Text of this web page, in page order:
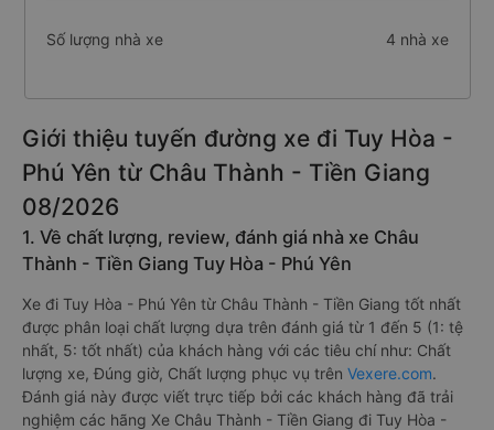
Số lượng nhà xe 4 nhà xe
Giới thiệu tuyến đường xe đi Tuy Hòa -
Phú Yên từ Châu Thành - Tiền Giang
08/2026
1. Về chất lượng, review, đánh giá nhà xe Châu
Thành - Tiền Giang Tuy Hòa - Phú Yên
Xe đi Tuy Hòa - Phú Yên từ Châu Thành - Tiền Giang tốt nhất
được phân loại chất lượng dựa trên đánh giá từ 1 đến 5 (1: tệ
nhất, 5: tốt nhất) của khách hàng với các tiêu chí như: Chất
lượng xe, Đúng giờ, Chất lượng phục vụ trên Vexere.com.
Đánh giá này được viết trực tiếp bởi các khách hàng đã trải
nghiệm các hãng Xe Châu Thành - Tiền Giang đi Tuy Hòa -